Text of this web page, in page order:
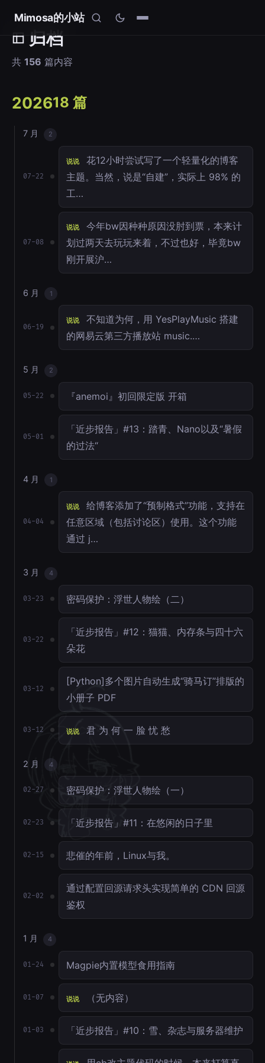
Mimosa的小站
归档
共 156 篇内容
202618 篇
7 月 2
07-22
说说
花12小时尝试写了一个轻量化的博客
主题。当然，说是“自建”，实际上 98% 的
工…
07-08
说说
今年bw因种种原因没肘到票，本来计
划过两天去玩玩来着，不过也好，毕竟bw
刚开展沪…
6 月 1
06-19
说说
不知道为何，用 YesPlayMusic 搭建
的网易云第三方播放站 music.…
5 月 2
05-22 『anemoi』初回限定版 开箱
05-01
「近步报告」#13：踏青、Nano以及“暑假
的过法“
4 月 1
04-04
说说
给博客添加了“预制格式”功能，支持在
任意区域（包括讨论区）使用。这个功能
通过 j…
3 月 4
03-23 密码保护：浮世人物绘（二）
03-22
「近步报告」#12：猫猫、内存条与四十六
朵花
03-12
[Python]多个图片自动生成“骑马订”排版的
小册子 PDF
03-12 说说 君 为 何 一 脸 忧 愁
2 月 4
02-27 密码保护：浮世人物绘（一）
02-23 「近步报告」#11：在悠闲的日子里
02-15 悲催的年前，Linux与我。
02-02
通过配置回源请求头实现简单的 CDN 回源
鉴权
1 月 4
01-24 Magpie内置模型食用指南
01-07 说说 （无内容）
01-03 「近步报告」#10：雪、杂志与服务器维护